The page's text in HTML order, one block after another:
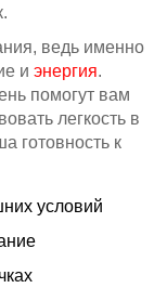
ведь именно
и энергия.
помогут вам
легкость в
готовность к
условий